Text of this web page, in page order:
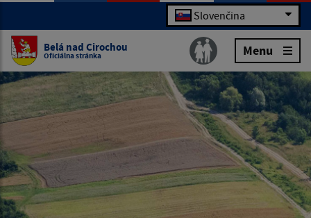
Slovenčina
Belá nad Cirochou
Oficiálna stránka Menu